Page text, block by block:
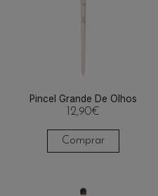
Pincel Grande De Olhos
12,90€
Comprar